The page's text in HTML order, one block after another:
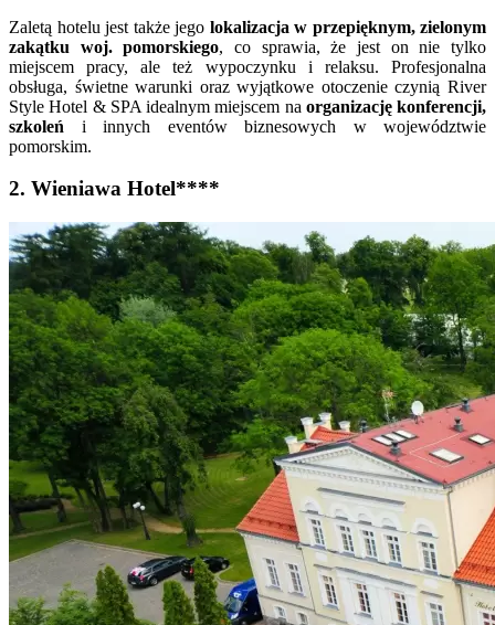
Zaletą hotelu jest także jego lokalizacja w przepięknym, zielonym
zakątku
woj. pomorskiego, co sprawia, że jest on nie tylko
miejscem pracy, ale też wypoczynku i relaksu. Profesjonalna
obsługa, świetne warunki oraz wyjątkowe otoczenie czynią River
Style Hotel & SPA idealnym miejscem na organizację konferencji,
szkoleń i innych eventów biznesowych w województwie
pomorskim.
2. Wieniawa Hotel****